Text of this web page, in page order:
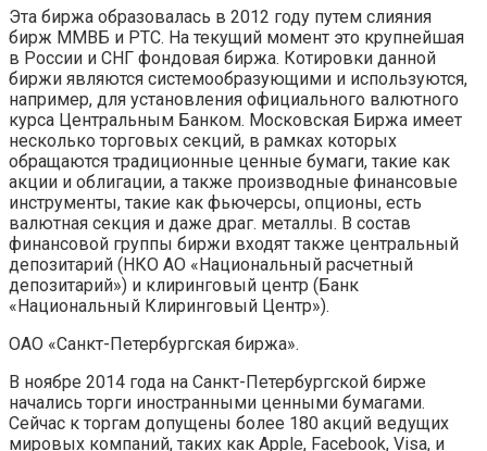
Эта биржа образовалась в 2012 году путем слияния
бирж ММВБ и РТС. На текущий момент это крупнейшая
в России и СНГ фондовая биржа. Котировки данной
биржи являются системообразующими и используются,
например, для установления официального валютного
курса Центральным Банком. Московская Биржа имеет
несколько торговых секций, в рамках которых
обращаются традиционные ценные бумаги, такие как
акции и облигации, а также производные финансовые
инструменты, такие как фьючерсы, опционы, есть
валютная секция и даже драг. металлы. В состав
финансовой группы биржи входят также центральный
депозитарий (НКО АО «Национальный расчетный
депозитарий») и клиринговый центр (Банк
«Национальный Клиринговый Центр»).
ОАО «Санкт-Петербургская биржа».
В ноябре 2014 года на Санкт-Петербургской бирже
начались торги иностранными ценными бумагами.
Сейчас к торгам допущены более 180 акций ведущих
мировых компаний, таких как Apple, Facebook, Visa, и